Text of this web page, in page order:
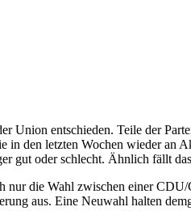
Union entschieden. Teile der
den letzten Wochen wieder an
gut oder schlecht. Ähnlich fällt
die Wahl zwischen einer
aus. Eine Neuwahl halten